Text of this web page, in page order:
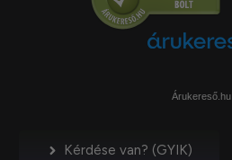
Árukereső.hu
Kérdése van? (GYIK)